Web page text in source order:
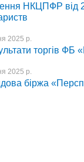
НКЦПФР від
2025 р.
торгів ФБ
2025 р.
біржа